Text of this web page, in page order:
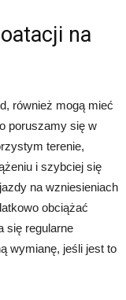
na
również mogą mieć
poruszamy się w
terenie,
i szybciej się
na wzniesieniach
obciążać
się regularne
wymianę, jeśli jest to